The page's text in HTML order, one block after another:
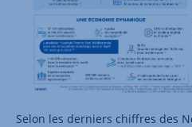
Selon les derniers chiffres des